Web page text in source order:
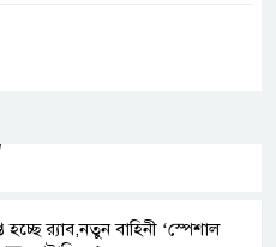
হচ্ছে র‍্যাব,নতুন বাহিনী ‘স্পেশাল